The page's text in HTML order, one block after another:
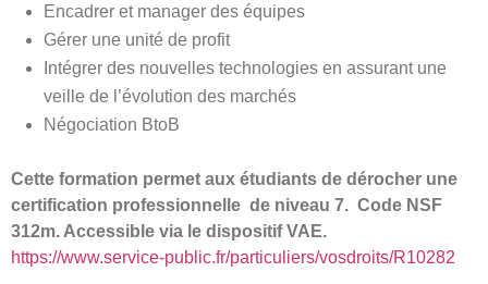
Encadrer et manager des équipes
Gérer une unité de profit
Intégrer des nouvelles technologies en assurant une
veille de l’évolution des marchés
Négociation BtoB
Cette formation permet aux étudiants de dérocher une
certification professionnelle de niveau 7. Code NSF
312m. Accessible via le dispositif VAE.
https://www.service-public.fr/particuliers/vosdroits/R10282